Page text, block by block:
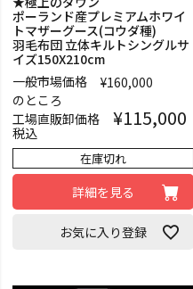
ポーランド産プレミアムホワイ
トマザーグース(コウダ種)
羽毛布団 立体キルトシングルサ
イズ150X210cm
一般市場価格
¥160,000
のところ
工場直販卸価格
¥115,000
税込
在庫切れ
詳細を見る
お気に入り登録